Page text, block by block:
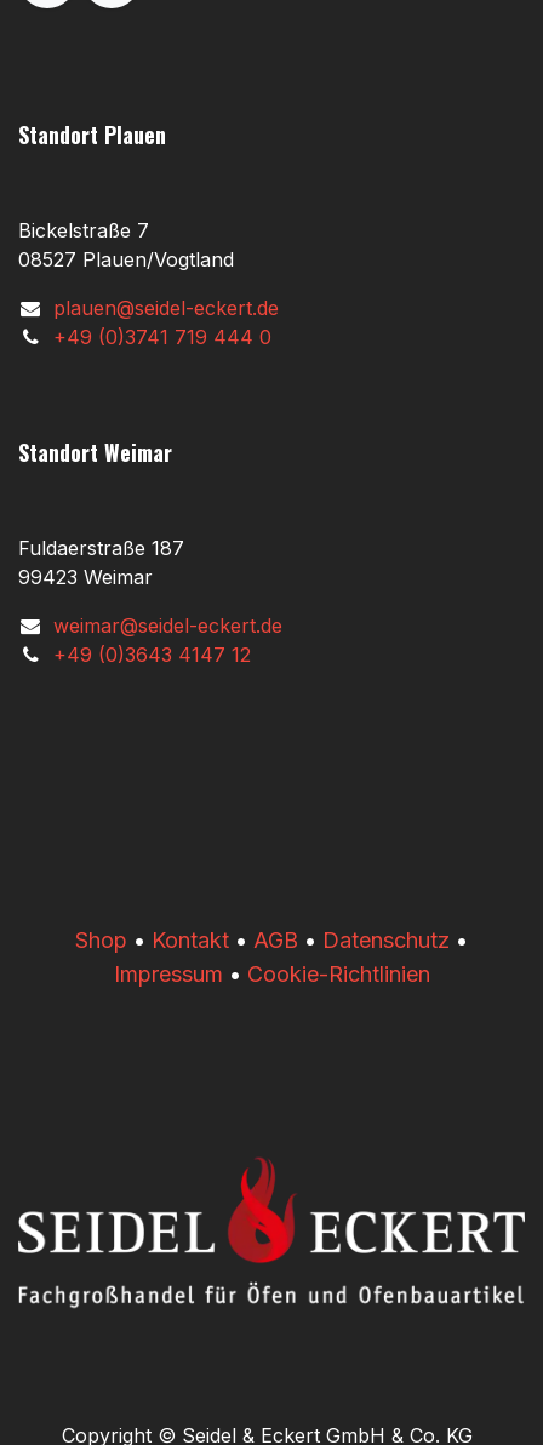
Standort Plauen
Bickelstraße 7
08527 Plauen/Vogtland
plauen@seidel-eckert.de
+49 (0)3741 719 444 0
Standort Weimar
Fuldaerstraße 187
99423 Weimar
weimar@seidel-eckert.de
+49 (0)3643 4147 12
​​Shop • Kontakt • AGB • Datenschutz •
Impressum • Cookie-Richtlinien
Copyright © Seidel & Eckert GmbH & Co. KG